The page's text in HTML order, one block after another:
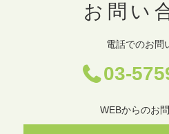
お問い
電話でのお問
03-
WEBからのお